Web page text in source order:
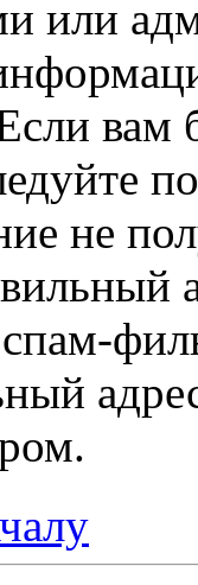
или
не
спам-